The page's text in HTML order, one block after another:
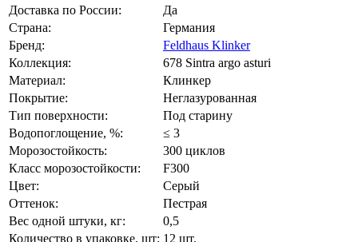
Доставка по России:
Да
Страна:
Германия
Бренд:
Feldhaus Klinker
Коллекция:
678 Sintra argo asturi
Материал:
Клинкер
Покрытие:
Неглазурованная
Тип поверхности:
Под старину
Водопоглощение, %:
≤ 3
Морозостойкость:
300 циклов
Класс морозостойкости:
F300
Цвет:
Серый
Оттенок:
Пестрая
Вес одной штуки, кг:
0,5
Количество в упаковке, шт: 12 шт.